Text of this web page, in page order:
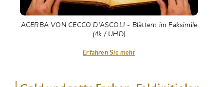
ACERBA VON CECCO D'ASCOLI - Blättern im Faksimile
(4k / UHD)
Erfahren Sie mehr